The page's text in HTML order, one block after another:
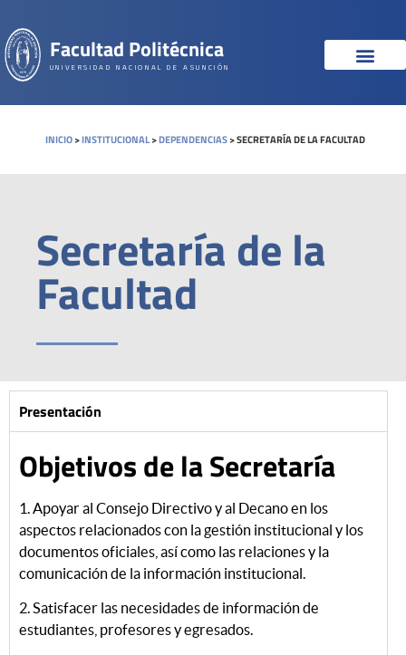
Facultad Politécnica
UNIVERSIDAD NACIONAL DE ASUNCIÓN
INICIO>INSTITUCIONAL>DEPENDENCIAS>SECRETARÍA DE LA FACULTAD
Secretaría de la
Facultad
Presentación
Objetivos de la Secretaría
1. Apoyar al Consejo Directivo y al Decano en los
aspectos relacionados con la gestión institucional y los
documentos oficiales, así como las relaciones y la
comunicación de la información institucional.
2. Satisfacer las necesidades de información de
estudiantes, profesores y egresados.